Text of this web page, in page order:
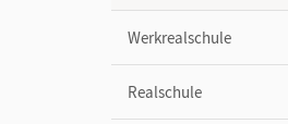
Werkrealschule
Realschule